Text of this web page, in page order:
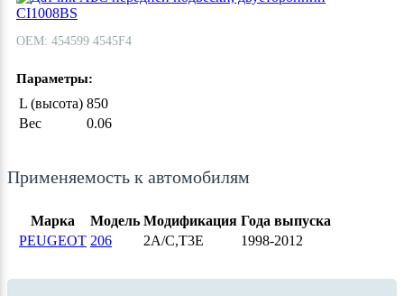
ОЕМ: 454599 4545F4
Параметры:
L (высота) 850
Вес
0.06
Применяемость к автомобилям
Марка Модель Модификация Года выпуска
PEUGEOT 206 2A/C,T3E 1998-2012